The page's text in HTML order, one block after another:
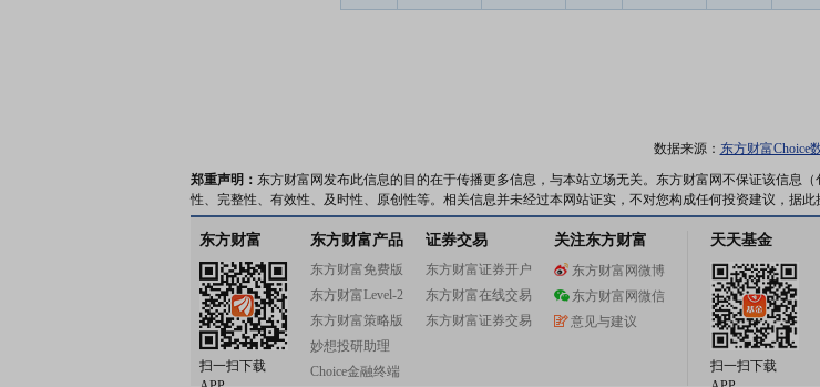
数据来源： 东方财富Choice
郑重声明： 东方财富网发布此信息的目的在于传播更多信息，与本站立场无关。东方财富网不保证该信息
性、完整性、有效性、及时性、原创性等。相关信息并未经过本网站证实，不对您构成任何投资建议，据此
东方财富
扫一扫下载
东方财富产品
东方财富免费版
东方财富Level-2
东方财富策略版
妙想投研助理
Choice金融终端
证券交易
东方财富证券开户
东方财富在线交易
东方财富证券交易
关注东方财富
东方财富网微博
东方财富网微信
意见与建议
天天基金
扫一扫下载